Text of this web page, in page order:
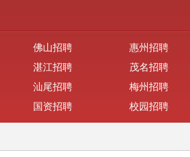
佛山招聘 惠州招聘
湛江招聘 茂名招聘
汕尾招聘 梅州招聘
国资招聘 校园招聘